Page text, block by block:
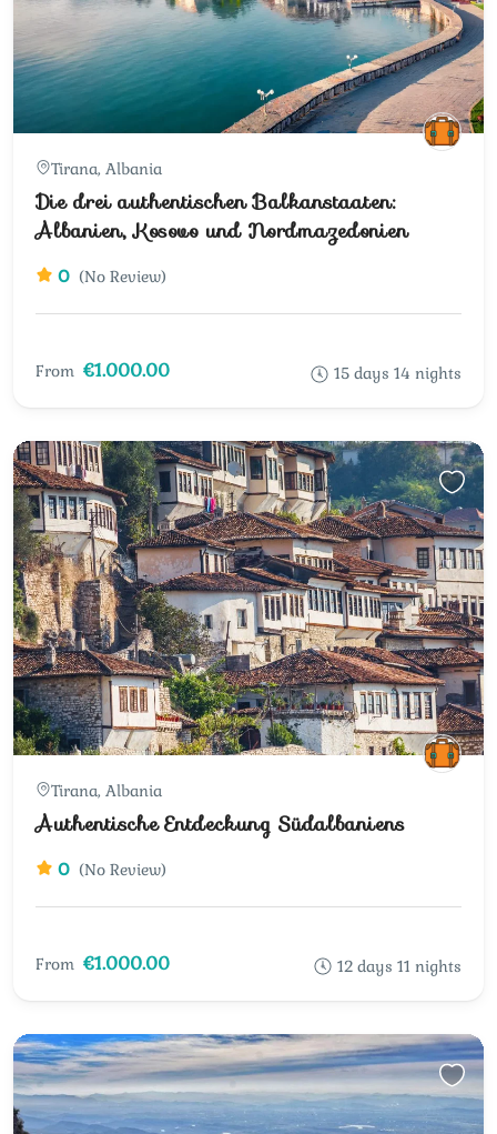
Tirana, Albania
Die drei authentischen Balkanstaaten:
Albanien, Kosovo und Nordmazedonien
0 (No Review)
From €1.000.00 15 days 14 nights
Tirana, Albania
Authentische Entdeckung Südalbaniens
0 (No Review)
From €1.000.00 12 days 11 nights